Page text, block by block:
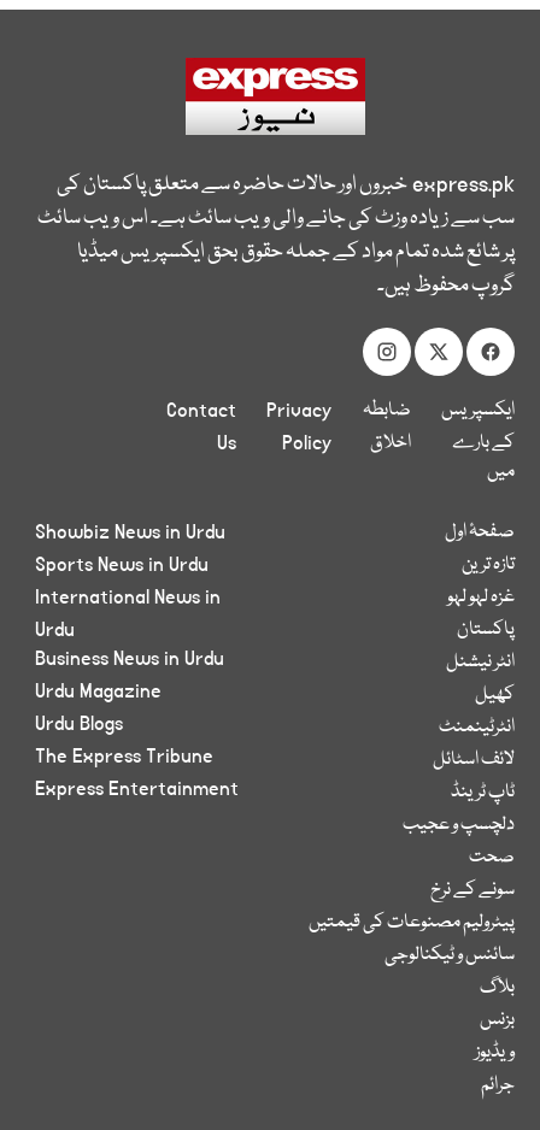
express.pkخبروں اور حالات حاضرہ سے متعلق پاکستان کی
سب سے زیادہ وزٹ کی جانے والی ویب سائٹ ہے۔ اس ویب سائٹ
پر شائع شدہ تمام مواد کے جملہ حقوق بحق ایکسپریس میڈیا
گروپ محفوظ ہیں۔
ایکسپریس
کے بارے
میں
ضابطہ
اخلاق
Privacy
Policy
Contact
Us
صفحۂ اول
تازہ ترین
غزہ لہو لہو
پاکستان
انٹر نیشنل
کھیل
انٹرٹینمنٹ
لائف اسٹائل
ٹاپ ٹرینڈ
دلچسپ و عجیب
صحت
سونے کے نرخ
پیٹرولیم مصنوعات کی قیمتیں
سائنس و ٹیکنالوجی
بلاگ
بزنس
ویڈیوز
جرائم
Showbiz News in Urdu
Sports News in Urdu
International News in
Urdu
Business News in Urdu
Urdu Magazine
Urdu Blogs
The Express Tribune
Express Entertainment